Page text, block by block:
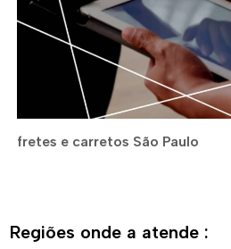
fretes e carretos São Paulo
Regiões onde a atende :